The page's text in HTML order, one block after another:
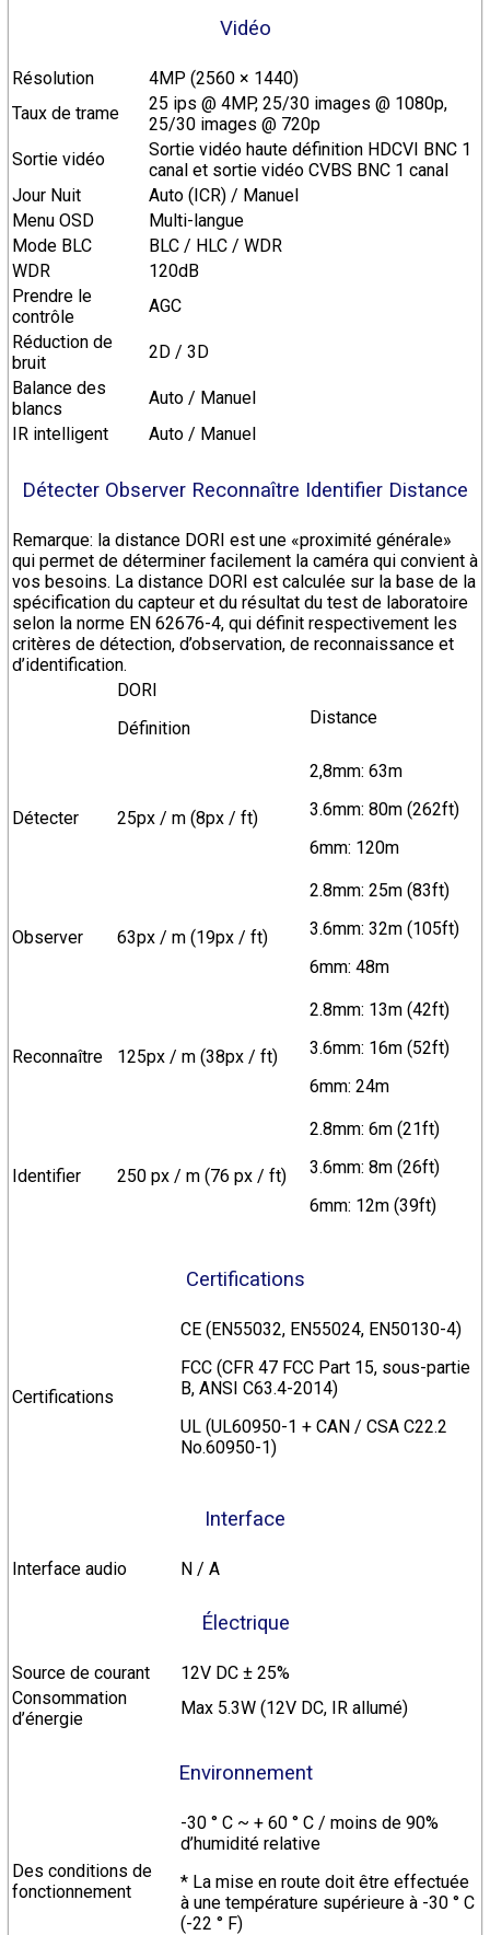
Vidéo
Résolution
4MP (2560 × 1440)
Taux de trame
25 ips @ 4MP, 25/30 images @ 1080p,
25/30 images @ 720p
Sortie vidéo
Sortie vidéo haute définition HDCVI BNC 1
canal et sortie vidéo CVBS BNC 1 canal
Jour Nuit
Auto (ICR) / Manuel
Menu OSD
Multi-langue
Mode BLC
BLC / HLC / WDR
WDR
120dB
Prendre le
contrôle
AGC
Réduction de
bruit
2D / 3D
Balance des
blancs
Auto / Manuel
IR intelligent
Auto / Manuel
Détecter Observer Reconnaître Identifier Distance
Remarque: la distance DORI est une «proximité générale»
qui permet de déterminer facilement la caméra qui convient à
vos besoins. La distance DORI est calculée sur la base de la
spécification du capteur et du résultat du test de laboratoire
selon la norme EN 62676-4, qui définit respectivement les
critères de détection, d’observation, de reconnaissance et
d’identification.
DORI
Définition
Distance
Détecter 25px / m (8px / ft)
2,8mm: 63m
3.6mm: 80m (262ft)
6mm: 120m
Observer 63px / m (19px / ft)
2.8mm: 25m (83ft)
3.6mm: 32m (105ft)
6mm: 48m
Reconnaître 125px / m (38px / ft)
2.8mm: 13m (42ft)
3.6mm: 16m (52ft)
6mm: 24m
Identifier 250 px / m (76 px / ft)
2.8mm: 6m (21ft)
3.6mm: 8m (26ft)
6mm: 12m (39ft)
Certifications
Certifications
CE (EN55032, EN55024, EN50130-4)
FCC (CFR 47 FCC Part 15, sous-partie
B, ANSI C63.4-2014)
UL (UL60950-1 + CAN / CSA C22.2
No.60950-1)
Interface
Interface audio N / A
Électrique
Source de courant
12V DC ± 25%
Consommation
d’énergie
Max 5.3W (12V DC, IR allumé)
Environnement
Des conditions de
fonctionnement
-30 ° C ~ + 60 ° C / moins de 90%
d’humidité relative
* La mise en route doit être effectuée
à une température supérieure à -30 ° C
(-22 ° F)